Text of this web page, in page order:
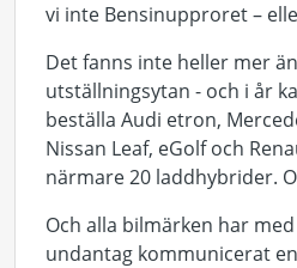
vi inte Bensinupproret –
Det fanns inte heller mer
utställningsytan - och i år
beställa Audi etron,
Nissan Leaf, eGolf och
närmare 20 laddhybrider.
Och alla bilmärken har
undantag kommunicerat